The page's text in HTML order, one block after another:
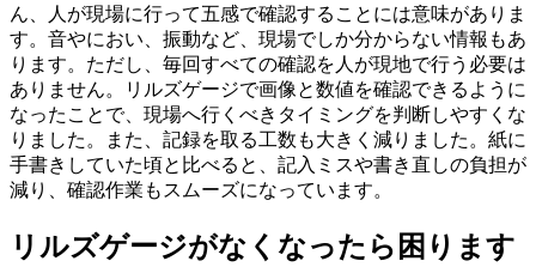
ん、人が現場に行って五感で確認することには意味がありま
す。音やにおい、振動など、現場でしか分からない情報もあ
ります。ただし、毎回すべての確認を人が現地で行う必要は
ありません。リルズゲージで画像と数値を確認できるように
なったことで、現場へ行くべきタイミングを判断しやすくな
りました。また、記録を取る工数も大きく減りました。紙に
手書きしていた頃と比べると、記入ミスや書き直しの負担が
減り、確認作業もスムーズになっています。
リルズゲージがなくなったら困ります